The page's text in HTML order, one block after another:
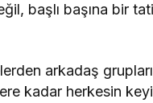
başlı başına bir
arkadaş
kadar herkesin